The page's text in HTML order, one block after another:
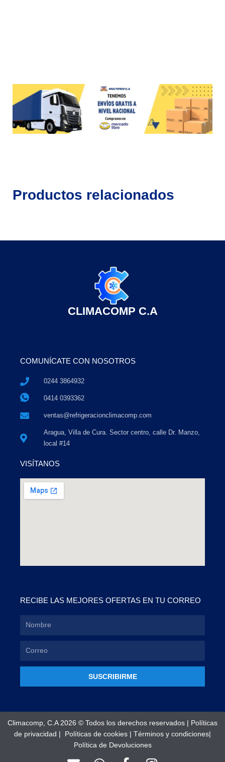
Productos relacionados
CLIMACOMP C.A
COMUNÍCATE CON NOSOTROS
0244 3864932
0414 0393362
ventas@refrigeracionclimacomp.com
Aragua, Villa de Cura. Sector centro, calle Dr. Manzo,
local #14
VISÍTANOS
RECIBE LAS MEJORES OFERTAS EN TU CORREO
SUSCRIBIRME
Climacomp, C.A 2026 © Todos los derechos reservados | Políticas
de privacidad | Políticas de cookies | Términos y condiciones|
Política de Devoluciones
E
W
F
I